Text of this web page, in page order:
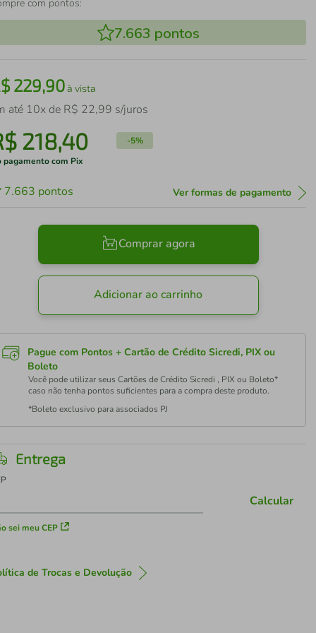
com pontos:
7.663 pontos
229,90à vista
até 10x de R$ 22,99 s/juros
218,40 -5%
pagamento com Pix
7.663 pontos Ver formas de pagamento
Comprar agora
Adicionar ao carrinho
Pague com Pontos + Cartão de Crédito Sicredi, PIX ou
Boleto
Você pode utilizar seus Cartões de Crédito Sicredi , PIX ou Boleto*
caso não tenha pontos suficientes para a compra deste produto.
*Boleto exclusivo para associados PJ
Entrega
sei meu CEP
Calcular
de Trocas e Devolução